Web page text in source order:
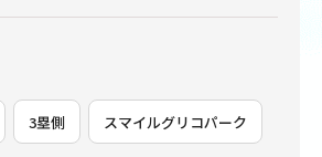
3塁側 スマイルグリコパーク